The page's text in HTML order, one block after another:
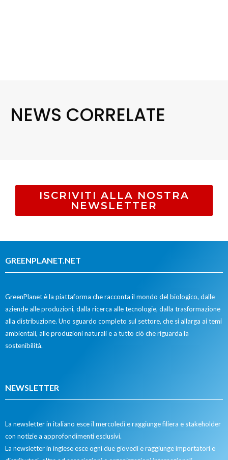
NEWS CORRELATE
ISCRIVITI ALLA NOSTRA
NEWSLETTER
GREENPLANET.NET
GreenPlanet è la piattaforma che racconta il mondo del biologico, dalle
aziende alle produzioni, dalla ricerca alle tecnologie, dalla trasformazione
alla distribuzione. Uno sguardo completo sul settore, che si allarga ai temi
ambientali, alle produzioni naturali e a tutto ciò che riguarda la
sostenibilità.
NEWSLETTER
La newsletter in italiano esce il mercoledì e raggiunge filiera e stakeholder
con notizie a approfondimenti esclusivi.
La newsletter in inglese esce ogni due giovedì e raggiunge importatori e